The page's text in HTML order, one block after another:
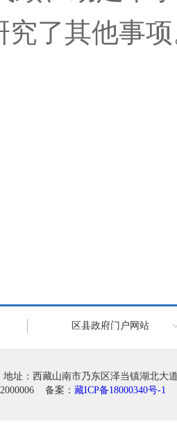
究了其他事
区县政府门户网站
址：西藏山南市乃东区泽当镇湖北大
备案： 藏ICP备18000340号-1